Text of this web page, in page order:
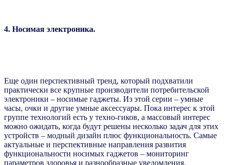
4. Носимая электроника.
Еще один перспективный тренд, который подхватили
практически все крупные производители потребительской
электроники – носимые гаджеты. Из этой серии – умные
часы, очки и другие умные аксессуары. Пока интерес к этой
группе технологий есть у техно-гиков, а массовый интерес
можно ожидать, когда будут решены несколько задач для этих
устройств – модный дизайн плюс функциональность. Самые
актуальные и перспективные направления развития
функциональности носимых гаджетов – мониторинг
параметров здоровья и разнообразные уведомления.